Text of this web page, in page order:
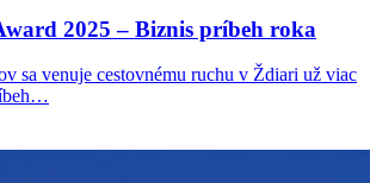
2025 – Biznis príbeh roka
sa venuje cestovnému ruchu v Ždiari už viac